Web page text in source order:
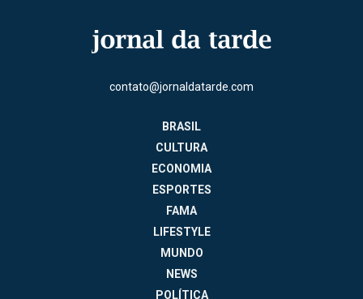
contato@jornaldatarde.com
BRASIL
CULTURA
ECONOMIA
ESPORTES
FAMA
LIFESTYLE
MUNDO
NEWS
POLÍTICA